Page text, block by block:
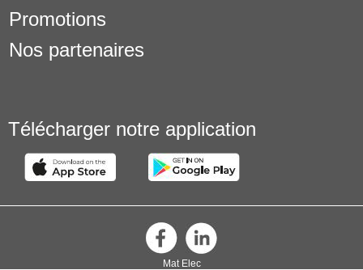
Promotions
Nos partenaires
Télécharger notre application
Mat Elec